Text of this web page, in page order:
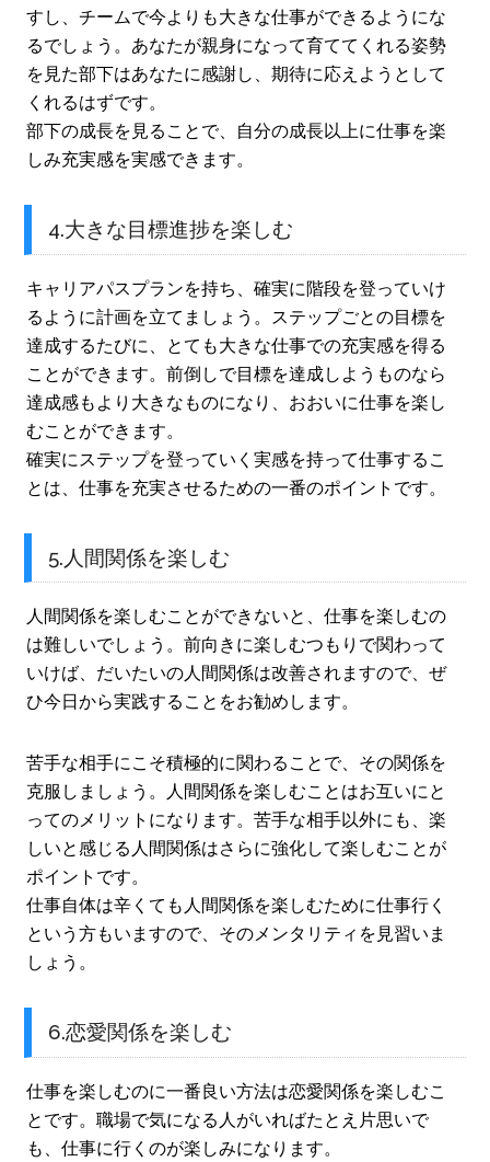
すし、チームで今よりも大きな仕事ができるようにな
るでしょう。あなたが親身になって育ててくれる姿勢
を見た部下はあなたに感謝し、期待に応えようとして
くれるはずです。
部下の成長を見ることで、自分の成長以上に仕事を楽
しみ充実感を実感できます。
4.大きな目標進捗を楽しむ
キャリアパスプランを持ち、確実に階段を登っていけ
るように計画を立てましょう。ステップごとの目標を
達成するたびに、とても大きな仕事での充実感を得る
ことができます。前倒しで目標を達成しようものなら
達成感もより大きなものになり、おおいに仕事を楽し
むことができます。
確実にステップを登っていく実感を持って仕事するこ
とは、仕事を充実させるための一番のポイントです。
5.人間関係を楽しむ
人間関係を楽しむことができないと、仕事を楽しむの
は難しいでしょう。前向きに楽しむつもりで関わって
いけば、だいたいの人間関係は改善されますので、ぜ
ひ今日から実践することをお勧めします。
苦手な相手にこそ積極的に関わることで、その関係を
克服しましょう。人間関係を楽しむことはお互いにと
ってのメリットになります。苦手な相手以外にも、楽
しいと感じる人間関係はさらに強化して楽しむことが
ポイントです。
仕事自体は辛くても人間関係を楽しむために仕事行く
という方もいますので、そのメンタリティを見習いま
しょう。
6.恋愛関係を楽しむ
仕事を楽しむのに一番良い方法は恋愛関係を楽しむこ
とです。職場で気になる人がいればたとえ片思いで
も、仕事に行くのが楽しみになります。